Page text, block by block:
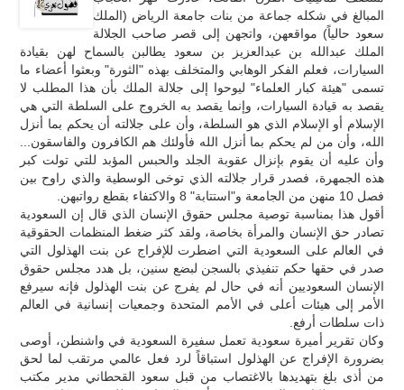
المبالغ في شكله جماعة من بنات جامعة الرياض (الملك
سعود حالياً) مواقعهن، واتجهن إلى قصر صاحب الجلالة
الملك عبدالله بن عبدالعزيز بن سعود يطالبن بالسماح لهن بقيادة
السيارات، فعلم الفكر الوهابي والمتخلف بهذه "الثورة" وبعثوا أعضاء ما
تسمى "هيئة كبار العلماء" ليوحوا إلى جلالة الملك بأن هذا المطلب لا
يقصد به قيادة السيارات، وإنما يقصد به الخروج على السلطة التي هي
الإسلام أو الإسلام الذي هو السلطة، وأن على جلالته أن يحكم بما أنزل
الله، وأن من لم يحكم بما أنزل الله فأولئك هم الكافرون والفاسقون...
وأن عليه أن يقوم بإنزال عقوبة الجلد والحبس المؤبد للتي تولت كبر
هذه الجمهرة، فصدر قرار جلالته الذي توخى الوسطية والذي راوح بين
فصل 10 منهن من الجامعة و"استتابة" 8 والاكتفاء بقطع رواتبهن.
أقول هذا بمناسبة توصية مجلس حقوق الإنسان الذي قال إن السعودية
تصادر حق الإنسان والمرأة بخاصة، ولقد كثر ضغط المنظمات الحقوقية
في العالم على السعودية التي اضطرت للإفراج عن بنت الهذلول التي
صدر في حقها حكم تنفيذي بالسجن لبضع سنين، بل هدد مجلس حقوق
الإنسان السعوديين أنه في حال لم يفرج عن بنت الهذلول فإنه سيرفع
الأمر إلى هيئات أعلى في الأمم المتحدة وجمعيات إنسانية في العالم
ذات سلطات أرفع.
وكان تقرير أميرة سعودية تعمل سفيرة السعودية في واشنطن، أوصى
بضرورة الإفراج عن الهذلول استباقاً لرد فعل عالمي مرتقب لما لحق
من أذى بلغ بتهديدها بالاغتصاب من قبل سعود القحطاني مدير مكتب